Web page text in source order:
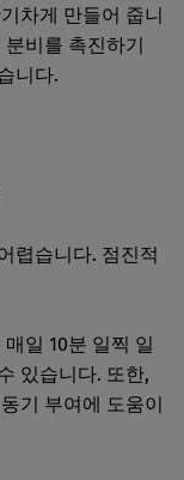
차게 만들어 줍니
비를 촉진하기
니다.
렵습니다. 점진적
일 10분 일찍 일
있습니다. 또한,
기 부여에 도움이